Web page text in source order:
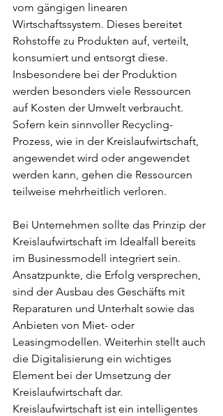
vom gängigen linearen
Wirtschaftssystem. Dieses bereitet
Rohstoffe zu Produkten auf, verteilt,
konsumiert und entsorgt diese.
Insbesondere bei der Produktion
werden besonders viele Ressourcen
auf Kosten der Umwelt verbraucht.
Sofern kein sinnvoller Recycling-
Prozess, wie in der Kreislaufwirtschaft,
angewendet wird oder angewendet
werden kann, gehen die Ressourcen
teilweise mehrheitlich verloren.
Bei Unternehmen sollte das Prinzip der
Kreislaufwirtschaft im Idealfall bereits
im Businessmodell integriert sein.
Ansatzpunkte, die Erfolg versprechen,
sind der Ausbau des Geschäfts mit
Reparaturen und Unterhalt sowie das
Anbieten von Miet- oder
Leasingmodellen. Weiterhin stellt auch
die Digitalisierung ein wichtiges
Element bei der Umsetzung der
Kreislaufwirtschaft dar.
Kreislaufwirtschaft ist ein intelligentes